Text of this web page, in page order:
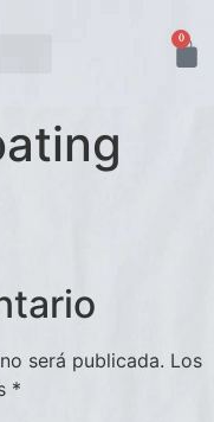
0
será publicada. Los
*